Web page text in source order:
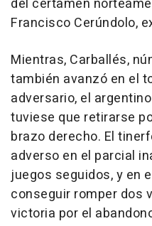
del certamen
Francisco Cerúndolo,
Mientras, Carballés,
también avanzó en el
adversario, el
tuviese que retirarse
brazo derecho. El
adverso en el parcial
juegos seguidos, y en
conseguir romper dos
victoria por el